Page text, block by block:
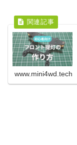
www.mini4wd.tech